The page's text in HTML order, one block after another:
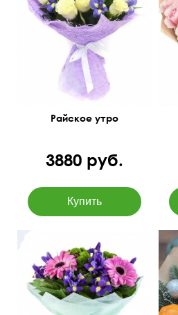
Райское утро
3880 руб.